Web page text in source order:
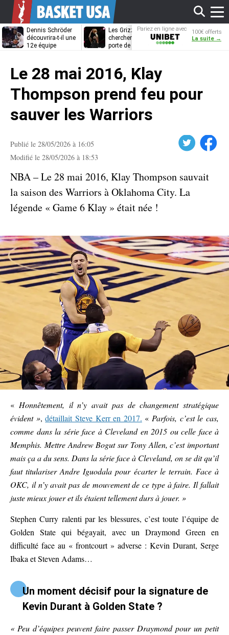
Dennis Schröder
découvrira-t-il une
12e équipe
Les Grizzlies
cherchent déjà une
porte de sortie
Dwane Casey
bientôt coach
Pariez en ligne avec
Unibet
100€ offerts
La suite →
Le 28 mai 2016, Klay
Thompson prend feu pour
sauver les Warriors
Publié le 28/05/2026 à 16:05
Modifié le 28/05/2026 à 18:53
Facebook
NBA – Le 28 mai 2016, Klay Thompson sauvait
la saison des Warriors à Oklahoma City. La
légende « Game 6 Klay » était née !
« Honnêtement, il n’y avait pas de changement stratégique
évident »,détaillait Steve Kerr en 2017. « Parfois, c’est le cas,
comme dans la série face à Cleveland en 2015 ou celle face à
Memphis. Mettre Andrew Bogut sur Tony Allen, c’est important
mais ça a du sens. Dans la série face à Cleveland, on se dit qu’il
faut titulariser Andre Iguodala pour écarter le terrain. Face à
OKC, il n’y avait pas de mouvement de ce type à faire. Il fallait
juste mieux jouer et ils étaient tellement durs à jouer. »
Stephen Curry ralenti par les blessures, c’est toute l’équipe de
Golden State qui bégayait, avec un Draymond Green en
difficulté face au « frontcourt » adverse : Kevin Durant, Serge
Ibaka et Steven Adams…
Un moment décisif pour la signature de
Kevin Durant à Golden State ?
« Peu d’équipes peuvent faire passer Draymond pour un petit